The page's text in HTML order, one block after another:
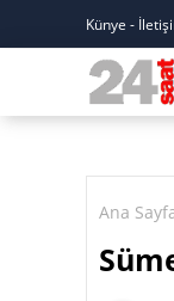
Künye -
Ana